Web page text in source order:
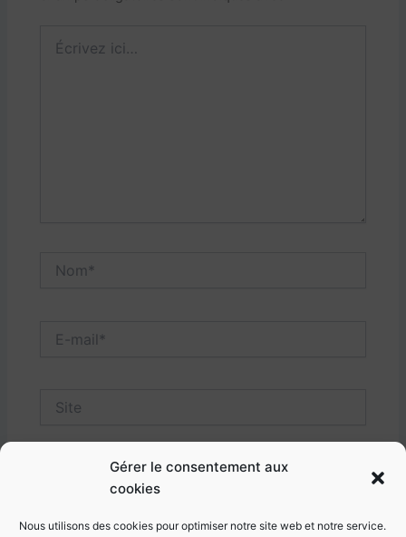
Gérer le consentement aux
cookies
Nous utilisons des cookies pour optimiser notre site web et notre service.
ici…
mail*